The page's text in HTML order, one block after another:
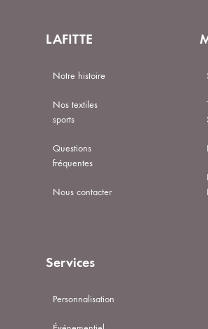
LAFITTE
Notre histoire
Nos textiles
sports
Questions
fréquentes
Nous contacter
Services
Personnalisation